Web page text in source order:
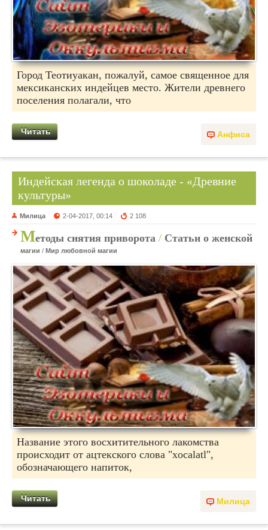
Город Теотиуакан, пожалуй, самое священное для
мексиканских индейцев место. Жители древнего
поселения полагали, что
Анфиса
Читать
Индейская легенда о шоколаде - «Древние
культуры»
Милица 2-04-2017, 00:14 2 108
Методы снятия приворота / Статьи о женской
магии / Мир любовной магии
Название этого восхитительного лакомства
происходит от ацтекского слова "xocalatl",
обозначающего напиток,
Милица
Читать